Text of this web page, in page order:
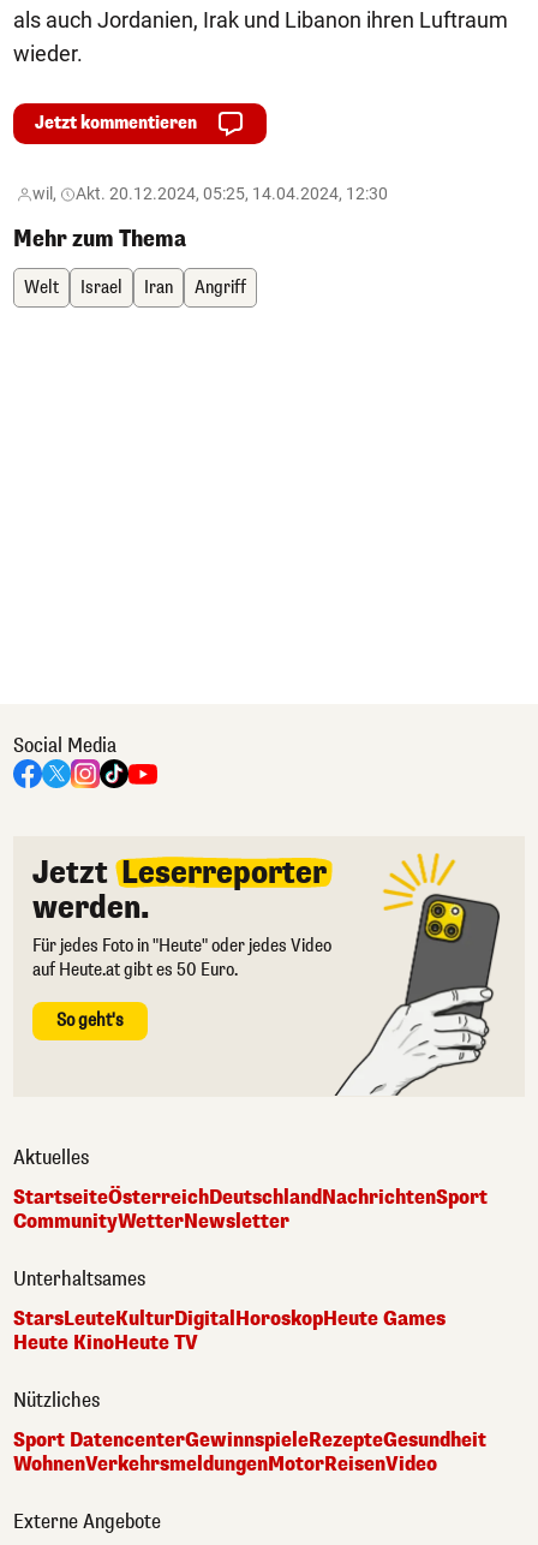
als auch Jordanien, Irak und Libanon ihren Luftraum
wieder.
Jetzt kommentieren
wil, Akt. 20.12.2024, 05:25, 14.04.2024, 12:30
Mehr zum Thema
Welt Israel Iran Angriff
Social Media
Jetzt Leserreporter
werden.
Für jedes Foto in "Heute" oder jedes Video
auf Heute.at gibt es 50 Euro.
So geht's
Aktuelles
StartseiteÖsterreichDeutschlandNachrichtenSport
CommunityWetterNewsletter
Unterhaltsames
StarsLeuteKulturDigitalHoroskopHeute Games
Heute KinoHeute TV
Nützliches
Sport DatencenterGewinnspieleRezepteGesundheit
WohnenVerkehrsmeldungenMotorReisenVideo
Externe Angebote